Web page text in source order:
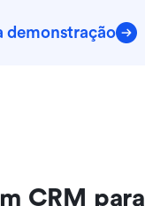
demonstração
CRM para